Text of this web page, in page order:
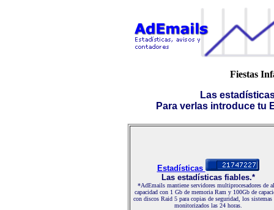
Fiestas
Las
Para verlas introduce tu
Estadísticas
Las estadísticas fiables.*
*AdEmails mantiene servidores multiprocesadores de
capacidad con 1 Gb de memoria Ram y 100Gb de
con discos Raid 5 para copias de seguridad, los sistemas
monitorizados las 24 horas.